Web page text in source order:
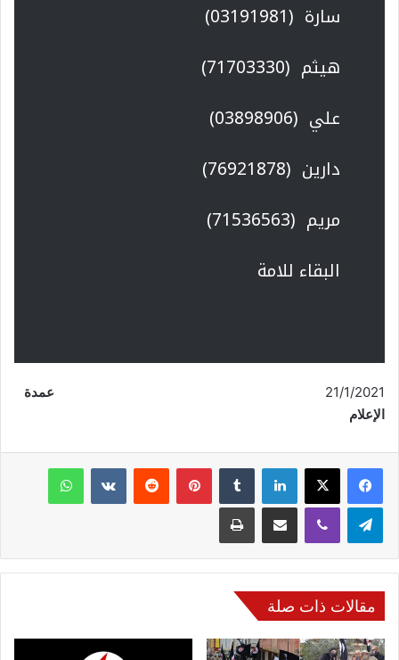
سارة (03191981)
هيثم (71703330)
علي (03898906)
دارين (76921878)
مريم (71536563)
البقاء للامة
21/1/2021
عمدة
الإعلام
فيسبوك لينكدإن بينتيريست
مقالات ذات صلة